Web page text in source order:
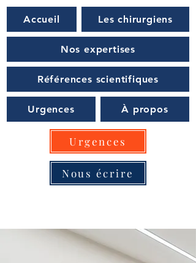
Urgences
Nous écrire
Accueil Les chirurgiens
Nos expertises
Références scientifiques
Urgences À propos